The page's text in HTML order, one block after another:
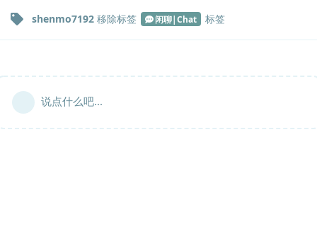
shenmo7192 移除标签 闲聊|Chat 标签
说点什么吧...